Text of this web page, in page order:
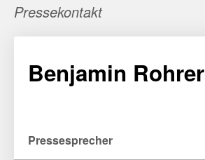
Pressekontakt
Benjamin Rohrer
Pressesprecher